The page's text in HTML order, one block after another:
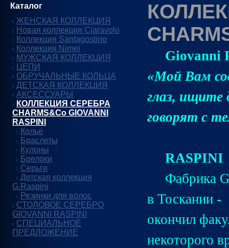
Каталог
ЖЕНСКАЯ КОЛЛЕКЦИЯ
Новая коллекция Ciaravolo
Коллекция Santagostino
Коллекция Nimei
МУЖСКАЯ КОЛЛЕКЦИЯ
ЦЕПИ
ОБРУЧАЛЬНЫЕ КОЛЬЦА
ДЕТСКАЯ КОЛЛЕКЦИЯ
АКСЕССУАРЫ
КОЛЛЕКЦИЯ СЕРЕБРА
CHARMS&Co GIOVANNI
RASPINI
Колье
Браслеты
Кулоны
Брелоки
Серьги
Детская коллекция
G.Raspini
Резинки для волос
СТОЛОВОЕ СЕРЕБРО
GIOVANNI RASPINI
СПЕЦИАЛЬНОЕ
ПРЕДЛОЖЕНИЕ
Giovanni
«Мой Вам
глаз, ищите
говорят с
RASPINI
Фабрика
в Тоскании -
окончил
некоторого